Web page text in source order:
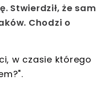
Stwierdził, że sam
Chodzi o
w czasie którego